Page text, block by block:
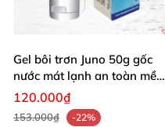
Gel bôi trơn Juno 50g gốc
nước mát lạnh an toàn mềm
mại
120.000₫
153.000₫
-22%